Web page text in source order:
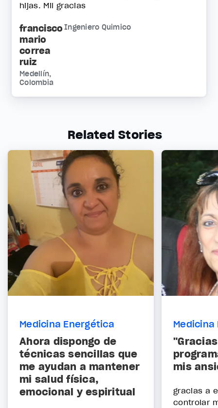
hijas. Mil gracias
francisco
mario
correa
ruiz
Ingeniero Quimico
Medellín,
Colombia
Related Stories
Medicina Energética
Ahora dispongo de
técnicas sencillas que
me ayudan a mantener
mi salud física,
emocional y espiritual
Medicina
mis
gracias a
controlar